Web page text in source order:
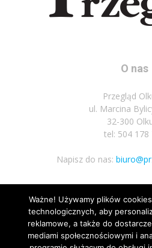
O nas
Przegląd
ul. Marcina
32-300
tel: 504 178
Napisz do nas:
Podążaj
Ważne! Używamy plików
technologicznych, aby
reklamowe, a także do
mediami społecznościowymi i